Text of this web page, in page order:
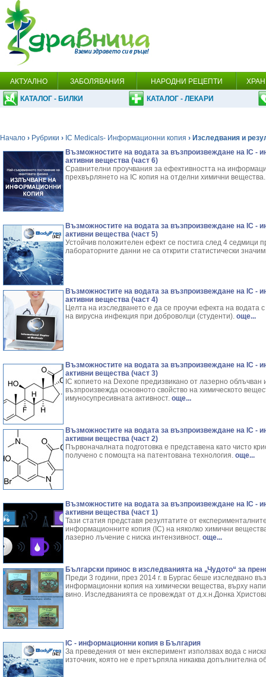
АКТУАЛНО ЗАБОЛЯВАНИЯ НАРОДНИ РЕЦЕПТИ
КАТАЛОГ - БИЛКИ КАТАЛОГ - ЛЕКАРИ
Начало › Рубрики › IC Medicals- Информационни копия › Изследвания и
Възможностите на водата за възпроизвеждане на IC -
активни вещества (част 6)
Сравнителни проучвания за ефективността на
прехвърлянето на IC копия на отделни химични вещества.
Възможностите на водата за възпроизвеждане на IC -
активни вещества (част 5)
Устойчив положителен ефект се постига след 4 седмици
лабораторните данни не са открити статистически
Възможностите на водата за възпроизвеждане на IC -
активни вещества (част 4)
Целта на изследването е да се проучи ефекта на водата
на вирусна инфекция при доброволци (студенти). още...
Възможностите на водата за възпроизвеждане на IC -
активни вещества (част 3)
IC копието на Dexone предизвикано от лазерно
възпроизвежда основното свойство на химическото
имуносупресивната активност. още...
Възможностите на водата за възпроизвеждане на IC -
активни вещества (част 2)
Първоначалната подготовка е представена като чисто
получено с помощта на патентована технология. още...
Възможностите на водата за възпроизвеждане на IC -
активни вещества (част 1)
Тази статия представя резултатите от
информационните копия (IC) на няколко химични
лазерно лъчение с ниска интензивност. още...
Български принос в изследванията на „Чудото“ за
Преди 3 години, през 2014 г. в Бургас беше изследвано
информационни копия на химически вещества, върху
вино. Изследванията се провеждат от д.х.н.Донка
IC - информационни копия в България
За преведения от мен експеримент използвах вода с
източник, която не е претърпяла никаква допълнителна